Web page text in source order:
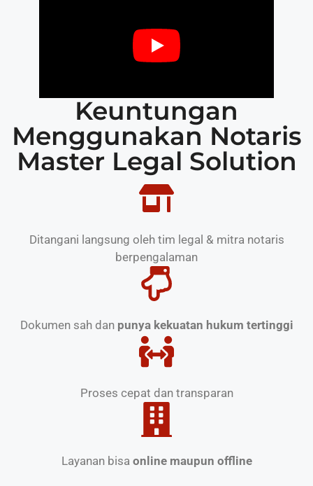
Keuntungan
Menggunakan Notaris
Master Legal Solution
Ditangani langsung oleh tim legal & mitra notaris
berpengalaman
Dokumen sah dan punya kekuatan hukum tertinggi
Proses cepat dan transparan
Layanan bisa online maupun offline